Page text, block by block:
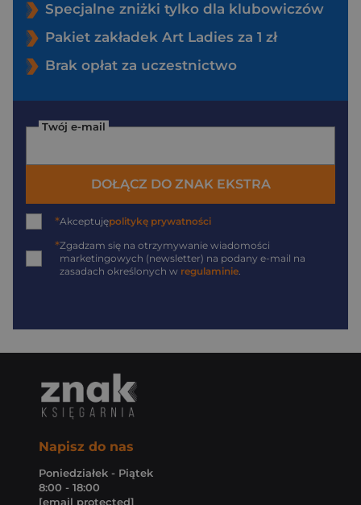
Specjalne zniżki tylko dla klubowiczów
Pakiet zakładek Art Ladies za 1 zł
Brak opłat za uczestnictwo
Twój e-mail
DOŁĄCZ DO ZNAK EKSTRA
*Akceptujępolitykę prywatności
*Zgadzam się na otrzymywanie wiadomości
marketingowych (newsletter) na podany e-mail na
zasadach określonych w regulaminie.
Napisz do nas
Poniedziałek - Piątek
8:00 - 18:00
[email protected]